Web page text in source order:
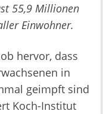
55,9 Millionen
Einwohner.
hervor, dass
in
geimpft sind
Koch-Institut